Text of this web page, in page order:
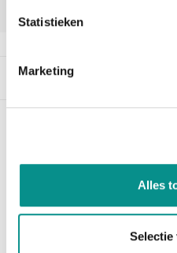
Statistieken
Marketing
Alles
Selectie
Beschrijving
De iMac Lock en Security
oplossing tegen diefstal,
stijlvolle en elegante
Cable Lock is geschikt